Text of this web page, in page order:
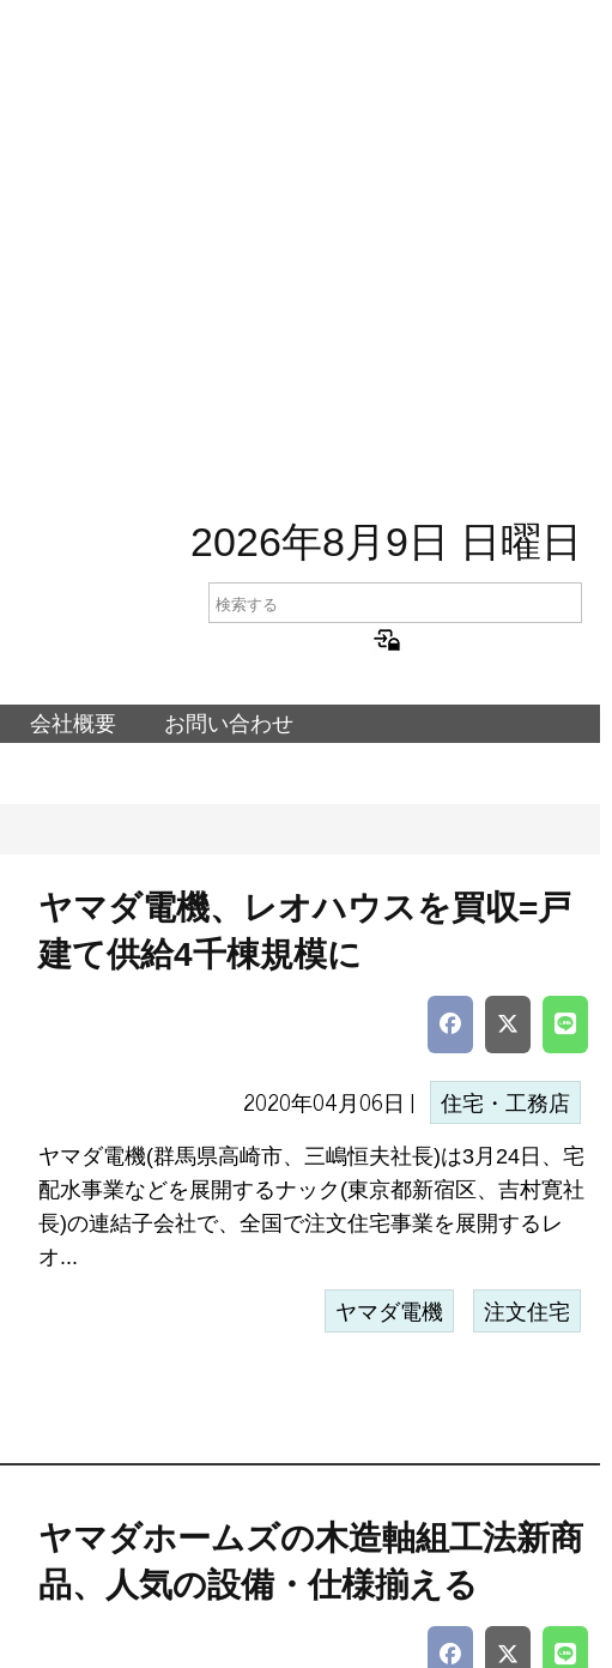
2026年8月9日 日曜日
会社概要 お問い合わせ
ヤマダ電機、レオハウスを買収=戸
建て供給4千棟規模に
2020年04月06日 | 住宅・工務店
ヤマダ電機(群馬県高崎市、三嶋恒夫社長)は3月24日、宅
配水事業などを展開するナック(東京都新宿区、吉村寛社
長)の連結子会社で、全国で注文住宅事業を展開するレ
オ...
ヤマダ電機 注文住宅
ヤマダホームズの木造軸組工法新商
品、人気の設備・仕様揃える